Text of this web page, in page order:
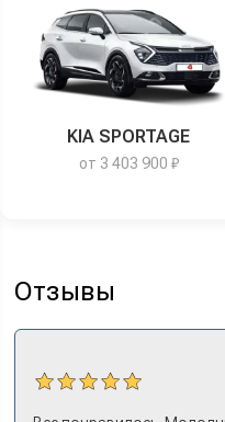
KIA SPORTAGE
от 3 403 900 ₽
Отзывы